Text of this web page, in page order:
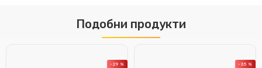
Подобни продукти
-29 % -35 %